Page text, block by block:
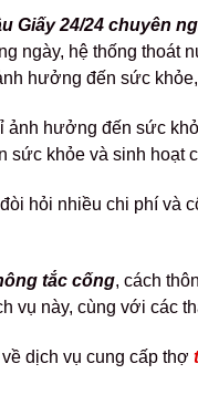
Giấy 24/24 chuyên
ngày, hệ thống
hưởng đến sức
ảnh hưởng đến sức
sức khỏe và sinh hoạt
hỏi nhiều chi phí và
tắc cống, cách
vụ này, cùng với các
dịch vụ cung cấp thợ